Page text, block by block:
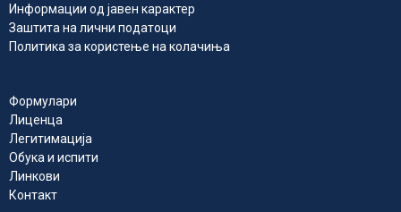
Информации од јавен карактер
Заштита на лични податоци
Политика за користење на колачиња
Формулари
Лиценца
Легитимација
Обука и испити
Линкови
Контакт